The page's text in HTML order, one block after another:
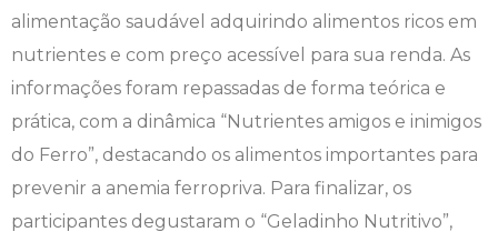
alimentação saudável adquirindo alimentos ricos em
nutrientes e com preço acessível para sua renda. As
informações foram repassadas de forma teórica e
prática, com a dinâmica “Nutrientes amigos e inimigos
do Ferro”, destacando os alimentos importantes para
prevenir a anemia ferropriva. Para finalizar, os
participantes degustaram o “Geladinho Nutritivo”,
Medicina
Medicina Veterinária
Nutrição
Odontologia
Minha Biblioteca
Núcleo de Apoio Psicopedagógico
Ouvidoria
Plano de Ensino
NAPP e NAPC
Portal do Egresso
Portal do RH
Programa de Monitoria